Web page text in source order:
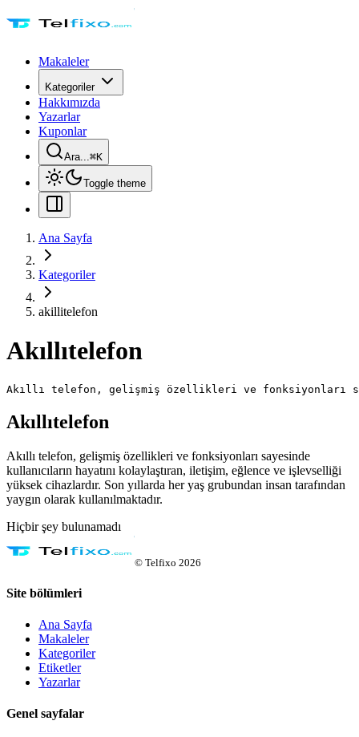
Makaleler
Kategoriler
Hakkımızda
Yazarlar
Kuponlar
Ara...⌘K
Toggle theme
Ana Sayfa
Kategoriler
akillitelefon
Akıllıtelefon
Akıllı telefon, gelişmiş özellikleri ve fonksiyonları
Akıllıtelefon
Akıllı telefon, gelişmiş özellikleri ve fonksiyonları sayesinde
kullanıcıların hayatını kolaylaştıran, iletişim, eğlence ve işlevselliği
yüksek cihazlardır. Son yıllarda her yaş grubundan insan tarafından
yaygın olarak kullanılmaktadır.
Hiçbir şey bulunamadı
© Telfixo 2026
Site bölümleri
Ana Sayfa
Makaleler
Kategoriler
Etiketler
Yazarlar
Genel sayfalar